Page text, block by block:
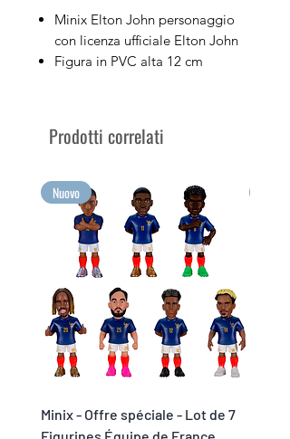
Minix Elton John personaggio
con licenza ufficiale Elton John
Figura in PVC alta 12 cm
Colleziona i tuoi artisti musicali
Raccogli le tue emozioni più
grandi in formato Minix!
Prodotti correlati
Nuovo
Minix - Offre spéciale - Lot de 7